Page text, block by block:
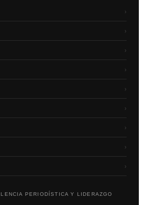
›
›
›
›
›
›
›
›
›
PERIODÍSTICA Y LIDERAZGO